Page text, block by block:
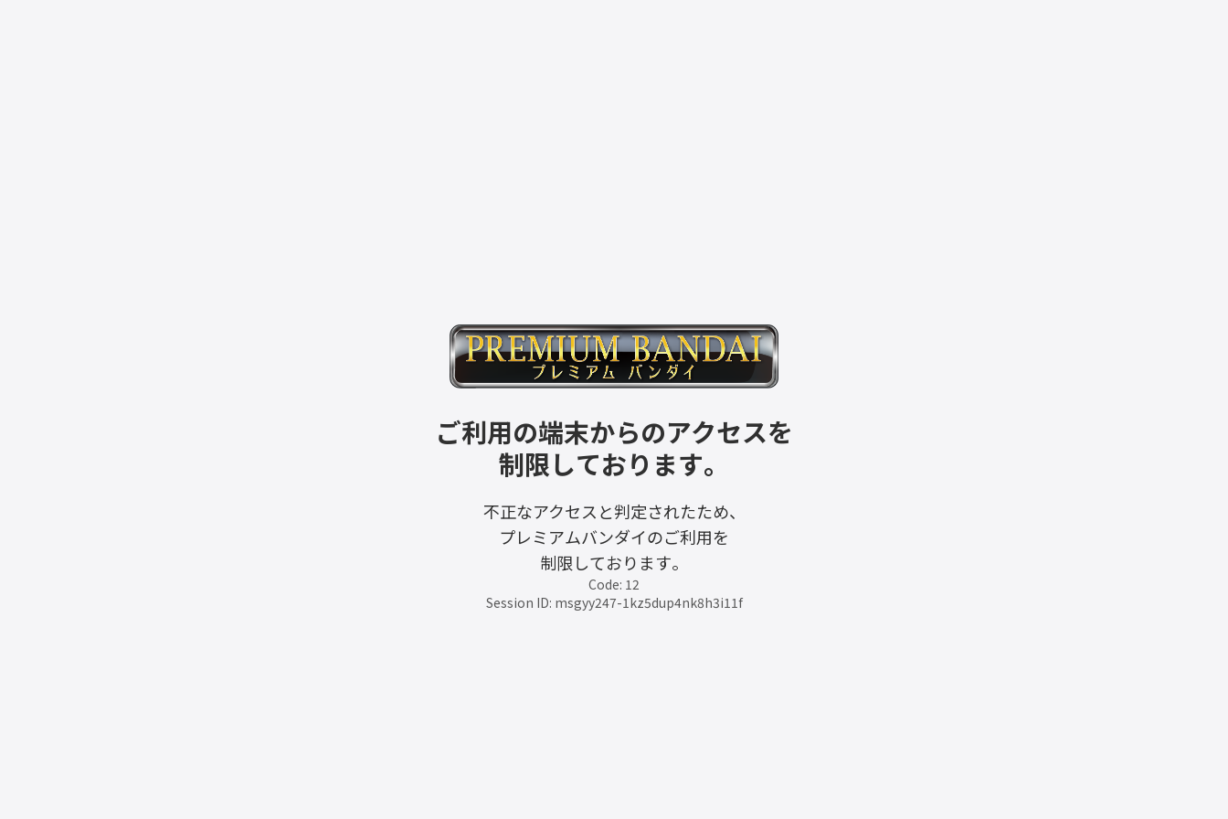
ご利用の端末からのアクセスを
制限しております。
不正なアクセスと判定されたため、
プレミアムバンダイのご利用を
制限しております。
Code: 12
Session ID: msgyy247-1kz5dup4nk8h3i11f